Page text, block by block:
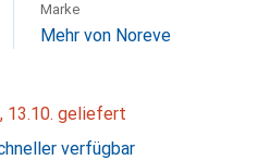
Marke
Mehr von Noreve
13.10. geliefert
verfügbar